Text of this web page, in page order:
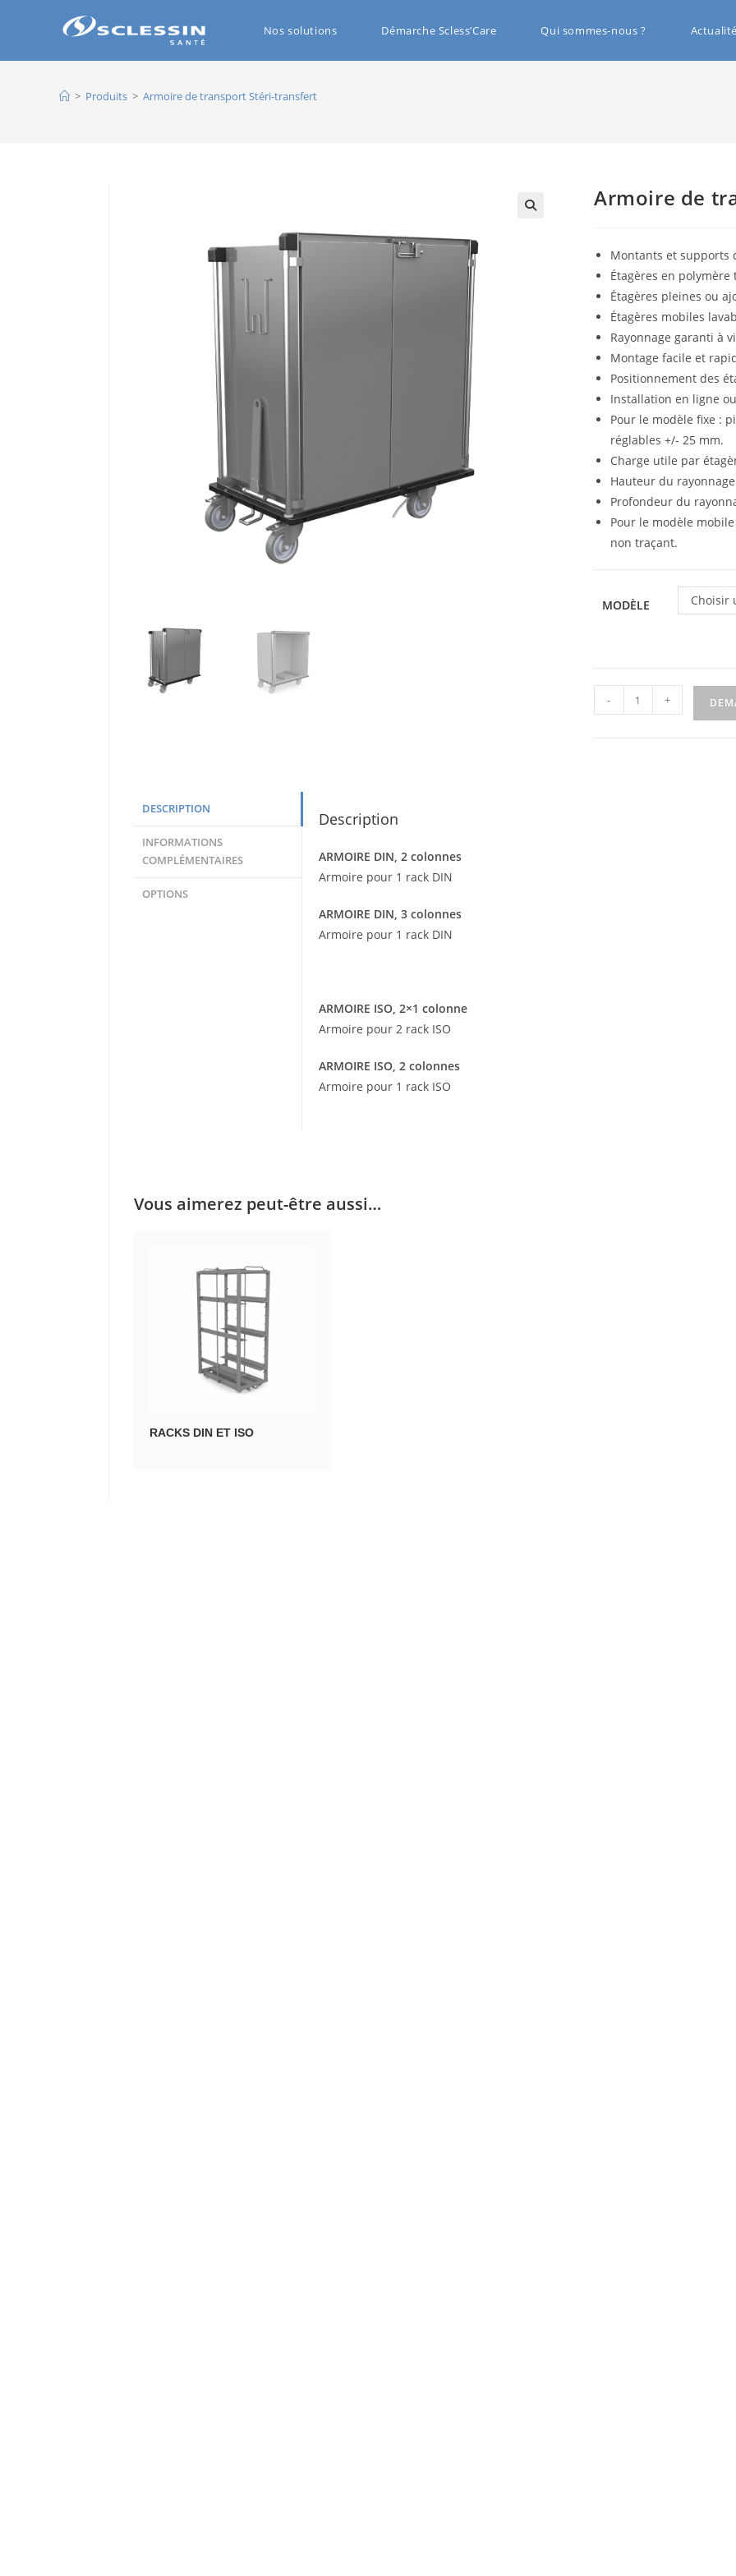
Nos solutions Démarche Scless’Care Qui sommes-nous ?
> Produits > Armoire de transport Stéri-transfert
Armoire de
Montants et supports
Étagères en
Étagères pleines ou
Étagères mobiles
Rayonnage garanti à
Montage facile et
Positionnement des
Installation en ligne
Pour le modèle fixe :
réglables +/- 25 mm.
Charge utile par
Hauteur du
Profondeur du
Pour le modèle
non traçant.
MODÈLE Choisir
- +
DESCRIPTION
INFORMATIONS
COMPLÉMENTAIRES
OPTIONS
Description
ARMOIRE DIN, 2 colonnes
Armoire pour 1 rack DIN
ARMOIRE DIN, 3 colonnes
Armoire pour 1 rack DIN
ARMOIRE ISO, 2×1 colonne
Armoire pour 2 rack ISO
ARMOIRE ISO, 2 colonnes
Armoire pour 1 rack ISO
Vous aimerez peut-être aussi…
RACKS DIN ET ISO